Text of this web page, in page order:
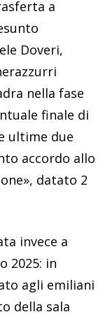
a
Doveri,
nella fase
finale di
ultime due
accordo allo
datato 2
invece a
2025: in
agli emiliani
della sala